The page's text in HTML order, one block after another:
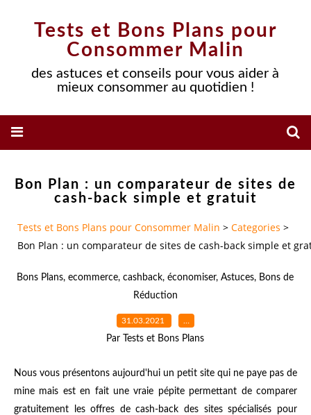
Tests et Bons Plans pour
Consommer Malin
des astuces et conseils pour vous aider à
mieux consommer au quotidien !
Bon Plan : un comparateur de sites de
cash-back simple et gratuit
Tests et Bons Plans pour Consommer Malin > Categories >
Bon Plan : un comparateur de sites de cash-back simple et
Bons Plans,ecommerce,cashback,économiser,Astuces, Bons de
Réduction
31.03.2021 …
Par Tests et Bons Plans
Nous vous présentons aujourd'hui un petit site qui ne paye pas de
mine mais est en fait une vraie pépite permettant de comparer
gratuitement les offres de cash-back des sites spécialisés pour